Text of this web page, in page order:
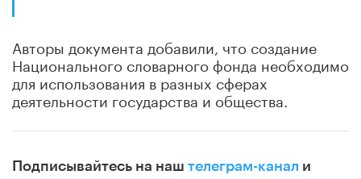
Авторы документа добавили, что создание
Национального словарного фонда необходимо
для использования в разных сферах
деятельности государства и общества.
Подписывайтесь на наш телеграм-канал и